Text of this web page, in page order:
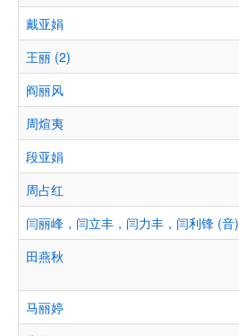
戴亚娟
王丽 (2)
阎丽风
周煊夷
段亚娟
周占红
闫丽峰，闫立丰，闫力丰，闫利锋 (音)
田燕秋
马丽婷